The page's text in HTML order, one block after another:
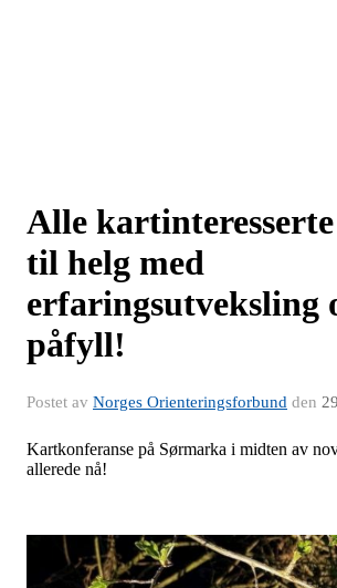
Alle
til helg med
erfaringsutveksling
påfyll!
Postet av Norges Orienteringsforbund den
Kartkonferanse på Sørmarka i midten av
allerede nå!